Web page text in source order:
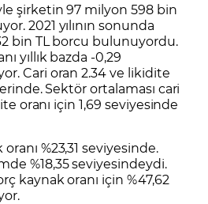
şirketin 97 milyon 598 bin
2021 yılının sonunda
bin TL borcu bulunuyordu.
yıllık bazda -0,29
Cari oran 2.34 ve likidite
Sektör ortalaması cari
oranı için 1,69 seviyesinde
%23,31 seviyesinde.
%18,35 seviyesindeydi.
kaynak oranı için %47,62